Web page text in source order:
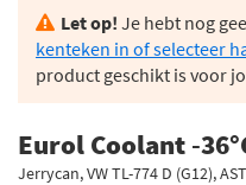
Let op! Je hebt nog
kenteken in of selecteer
product geschikt is voor
Eurol Coolant -
Jerrycan, VW TL-774 D (G12),